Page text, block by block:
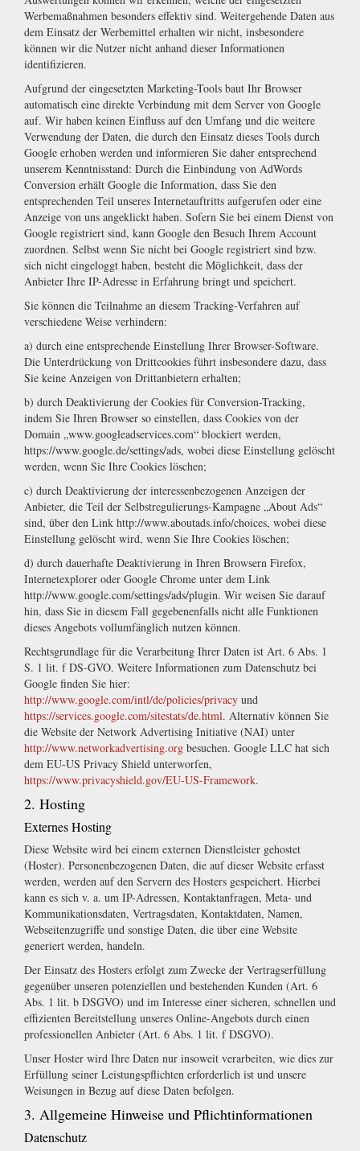
Werbemaßnahmen besonders effektiv sind. Weitergehende Daten aus
dem Einsatz der Werbemittel erhalten wir nicht, insbesondere
können wir die Nutzer nicht anhand dieser Informationen
identifizieren.
Aufgrund der eingesetzten Marketing-Tools baut Ihr Browser
automatisch eine direkte Verbindung mit dem Server von Google
auf. Wir haben keinen Einfluss auf den Umfang und die weitere
Verwendung der Daten, die durch den Einsatz dieses Tools durch
Google erhoben werden und informieren Sie daher entsprechend
unserem Kenntnisstand: Durch die Einbindung von AdWords
Conversion erhält Google die Information, dass Sie den
entsprechenden Teil unseres Internetauftritts aufgerufen oder eine
Anzeige von uns angeklickt haben. Sofern Sie bei einem Dienst von
Google registriert sind, kann Google den Besuch Ihrem Account
zuordnen. Selbst wenn Sie nicht bei Google registriert sind bzw.
sich nicht eingeloggt haben, besteht die Möglichkeit, dass der
Anbieter Ihre IP-Adresse in Erfahrung bringt und speichert.
Sie können die Teilnahme an diesem Tracking-Verfahren auf
verschiedene Weise verhindern:
a) durch eine entsprechende Einstellung Ihrer Browser-Software.
Die Unterdrückung von Drittcookies führt insbesondere dazu, dass
Sie keine Anzeigen von Drittanbietern erhalten;
b) durch Deaktivierung der Cookies für Conversion-Tracking,
indem Sie Ihren Browser so einstellen, dass Cookies von der
Domain „www.googleadservices.com“ blockiert werden,
https://www.google.de/settings/ads, wobei diese Einstellung gelöscht
werden, wenn Sie Ihre Cookies löschen;
c) durch Deaktivierung der interessenbezogenen Anzeigen der
Anbieter, die Teil der Selbstregulierungs-Kampagne „About Ads“
sind, über den Link http://www.aboutads.info/choices, wobei diese
Einstellung gelöscht wird, wenn Sie Ihre Cookies löschen;
d) durch dauerhafte Deaktivierung in Ihren Browsern Firefox,
Internetexplorer oder Google Chrome unter dem Link
http://www.google.com/settings/ads/plugin. Wir weisen Sie darauf
hin, dass Sie in diesem Fall gegebenenfalls nicht alle Funktionen
dieses Angebots vollumfänglich nutzen können.
Rechtsgrundlage für die Verarbeitung Ihrer Daten ist Art. 6 Abs. 1
S. 1 lit. f DS-GVO. Weitere Informationen zum Datenschutz bei
Google finden Sie hier:
http://www.google.com/intl/de/policies/privacy und
https://services.google.com/sitestats/de.html. Alternativ können Sie
die Website der Network Advertising Initiative (NAI) unter
http://www.networkadvertising.org besuchen. Google LLC hat sich
dem EU-US Privacy Shield unterworfen,
https://www.privacyshield.gov/EU-US-Framework.
2. Hosting
Externes Hosting
Diese Website wird bei einem externen Dienstleister gehostet
(Hoster). Personenbezogenen Daten, die auf dieser Website erfasst
werden, werden auf den Servern des Hosters gespeichert. Hierbei
kann es sich v. a. um IP-Adressen, Kontaktanfragen, Meta- und
Kommunikationsdaten, Vertragsdaten, Kontaktdaten, Namen,
Webseitenzugriffe und sonstige Daten, die über eine Website
generiert werden, handeln.
Der Einsatz des Hosters erfolgt zum Zwecke der Vertragserfüllung
gegenüber unseren potenziellen und bestehenden Kunden (Art. 6
Abs. 1 lit. b DSGVO) und im Interesse einer sicheren, schnellen und
effizienten Bereitstellung unseres Online-Angebots durch einen
professionellen Anbieter (Art. 6 Abs. 1 lit. f DSGVO).
Unser Hoster wird Ihre Daten nur insoweit verarbeiten, wie dies zur
Erfüllung seiner Leistungspflichten erforderlich ist und unsere
Weisungen in Bezug auf diese Daten befolgen.
3. Allgemeine Hinweise und Pflichtinformationen
Datenschutz